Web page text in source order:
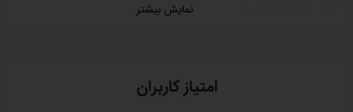
نمایش بیشتر
امتیاز کاربران